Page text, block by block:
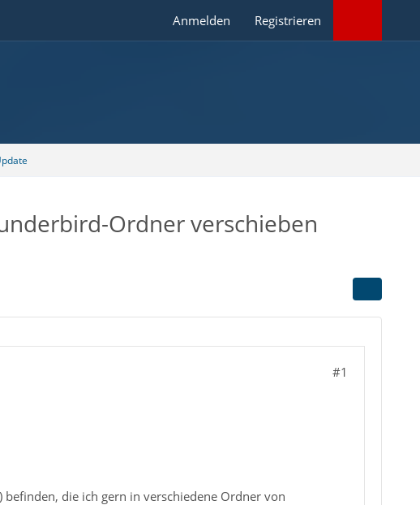
Anmelden Registrieren
Ordner verschieben
#1
die ich gern in verschiedene Ordner von